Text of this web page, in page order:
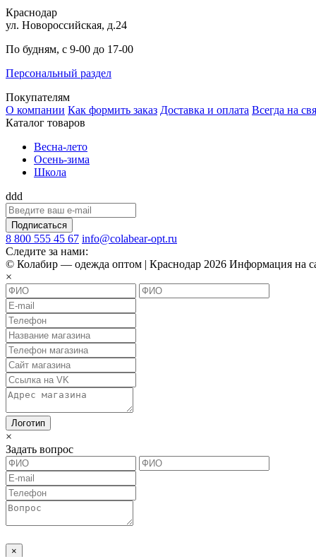
Краснодар
ул. Новороссийская, д.24
По будням, с 9-00 до 17-00
Персональный раздел
Покупателям
О компании Как формить заказ Доставка и оплата Всегда на
Каталог товаров
Весна-лето
Осень-зима
Школа
ddd
Подписаться
8 800 555 45 67 info@colabear-opt.ru
Следите за нами:
© Колабир — одежда оптом | Краснодар 2026 Информация на
×
×
Задать вопрос
×